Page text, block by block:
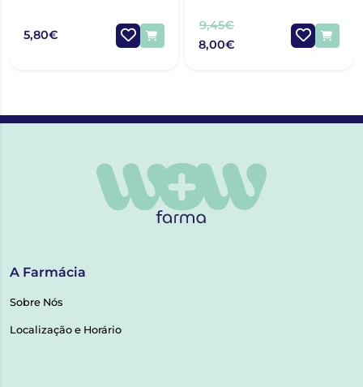
5,80€
9,45€
8,00€
A Farmácia
Sobre Nós
Localização e Horário